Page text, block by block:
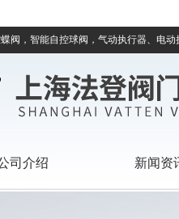
阀，智能自控球阀，气动执行器、电
司介绍 新闻资